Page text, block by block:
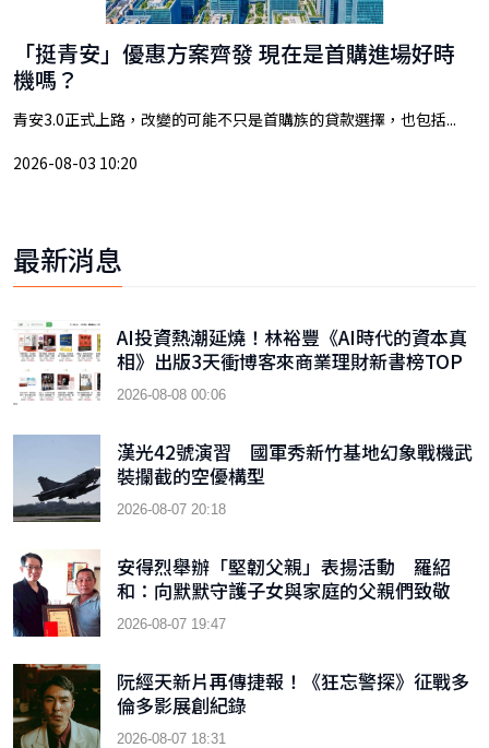
「挺青安」優惠方案齊發 現在是首購進場好時
機嗎？
青安3.0正式上路，改變的可能不只是首購族的貸款選擇，也包括...
2026-08-03 10:20
最新消息
AI投資熱潮延燒！林裕豐《AI時代的資本真
相》出版3天衝博客來商業理財新書榜TOP
9
2026-08-08 00:06
漢光42號演習 國軍秀新竹基地幻象戰機武
裝攔截的空優構型
2026-08-07 20:18
安得烈舉辦「堅韌父親」表揚活動 羅紹
和：向默默守護子女與家庭的父親們致敬
2026-08-07 19:47
阮經天新片再傳捷報！《狂忘警探》征戰多
倫多影展創紀錄
2026-08-07 18:31